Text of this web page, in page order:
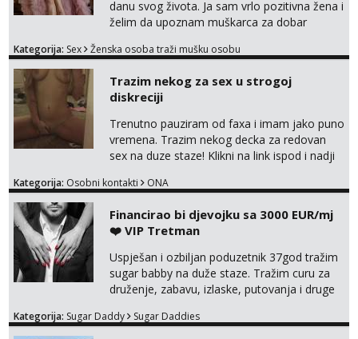
danu svog života. Ja sam vrlo pozitivna žena i
želim da upoznam muškarca za dobar
na link ispod i nadji me tamo, cekam te!
Kategorija: Sex Ženska osoba traži mušku osobu
Trazim nekog za sex u strogoj
diskreciji
Trenutno pauziram od faxa i imam jako puno
vremena. Trazim nekog decka za redovan
sex na duze staze! Klikni na link ispod i nadji
Kategorija: Osobni kontakti ONA
Financirao bi djevojku sa 3000 EUR/mj
❤️ VIP Tretman
Uspješan i ozbiljan poduzetnik 37god tražim
sugar babby na duže staze. Tražim curu za
druženje, zabavu, izlaske, putovanja i druge
otvorena, komunikativna, zgodna i atraktivna
Kategorija: Sugar Daddy Sugar Daddies